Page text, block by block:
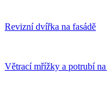
Revizní dvířka na fasádě
Větrací mřížky a potrubí na